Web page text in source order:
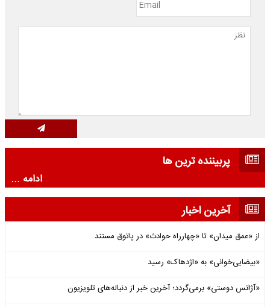
پربیننده ترین ها
ادامه ...
آخرین اخبار
از «عمق میدان» تا «چهارراه حوادث» در پاتوق مستند
«بیضایی‌خوانی» به «اژدهاک» رسید
«آژانس دوستی» برمی‌گردد؛ آخرین خبر از دنباله‌های تلویزیون